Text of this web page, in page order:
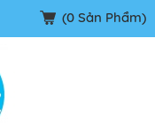
(0 Sản Phẩm)